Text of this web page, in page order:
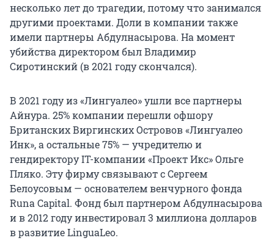
несколько лет до трагедии, потому что занимался
другими проектами. Доли в компании также
имели партнеры Абдулнасырова. На момент
убийства директором был Владимир
Сиротинский (в 2021 году скончался).
В 2021 году из «Лингуалео» ушли все партнеры
Айнура. 25% компании перешли офшору
Британских Виргинских Островов «Лингуалео
Инк», а остальные 75% — учредителю и
гендиректору IT-компании «Проект Икс» Ольге
Пляко. Эту фирму связывают с Сергеем
Белоусовым — основателем венчурного фонда
Runa Capital. Фонд был партнером Абдулнасырова
и в 2012 году инвестировал 3 миллиона долларов
в развитие LinguaLeo.